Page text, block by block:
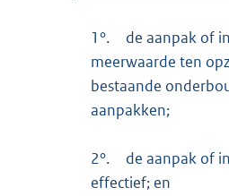
1°.
de aanpak of
meerwaarde ten
bestaande
aanpakken;
2°.
de aanpak of
effectief; en